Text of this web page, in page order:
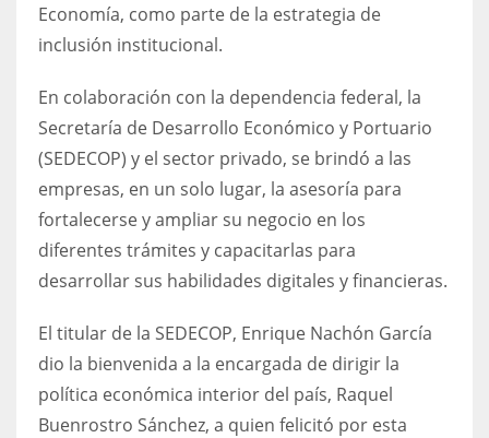
Economía, como parte de la estrategia de
inclusión institucional.
En colaboración con la dependencia federal, la
Secretaría de Desarrollo Económico y Portuario
(SEDECOP) y el sector privado, se brindó a las
empresas, en un solo lugar, la asesoría para
fortalecerse y ampliar su negocio en los
diferentes trámites y capacitarlas para
desarrollar sus habilidades digitales y financieras.
El titular de la SEDECOP, Enrique Nachón García
dio la bienvenida a la encargada de dirigir la
política económica interior del país, Raquel
Buenrostro Sánchez, a quien felicitó por esta